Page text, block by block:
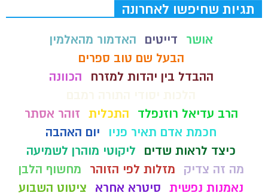
תגיות שחיפשו לאחרונה
אושר דייטים
האדמור מהאלמין
הבעל שם טוב ספרים
ההבדל בין יהדות למזרח
הכוונה
הרב עדיאל רוזנפלד
התכלית זוהר אסתר
חכמת אדם תאיר פניו
יום האהבה
כיצד לראות שדים
ליקוטי מוהרן לשמיעה
מה זה צדיק
מזלות לפי הזוהר
מחשוף הלבן
נאמנות נפשית סיטרא אחרא
ציטוט השבוע